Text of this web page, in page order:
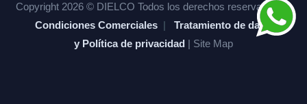
Copyright 2026 © DIELCO Todos los derechos reservados. |
Condiciones Comerciales | Tratamiento de datos
y Política de privacidad | Site Map